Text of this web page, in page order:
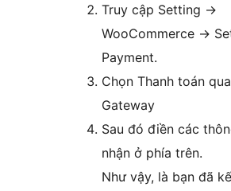
Truy cập Setting ->
WooCommerce ->
Payment.
Chọn Thanh toán
Gateway
Sau đó điền các
nhận ở phía trên.
Như vậy, là bạn đã